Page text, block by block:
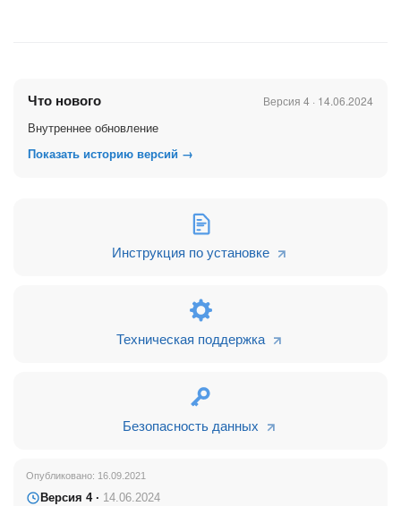
Что нового Версия 4 · 14.06.2024
Внутреннее обновление
Показать историю версий →
Инструкция по установке
Техническая поддержка
Безопасность данных
Опубликовано: 16.09.2021
Версия 4 · 14.06.2024